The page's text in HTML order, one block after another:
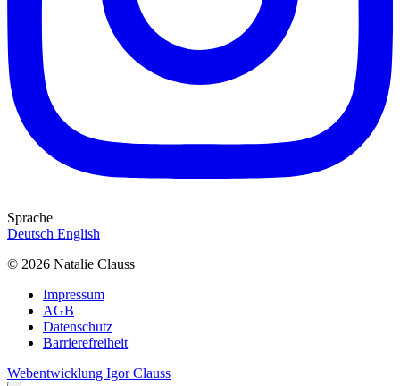
Sprache
Deutsch English
© 2026 Natalie Clauss
Impressum
AGB
Datenschutz
Barrierefreiheit
Webentwicklung Igor Clauss